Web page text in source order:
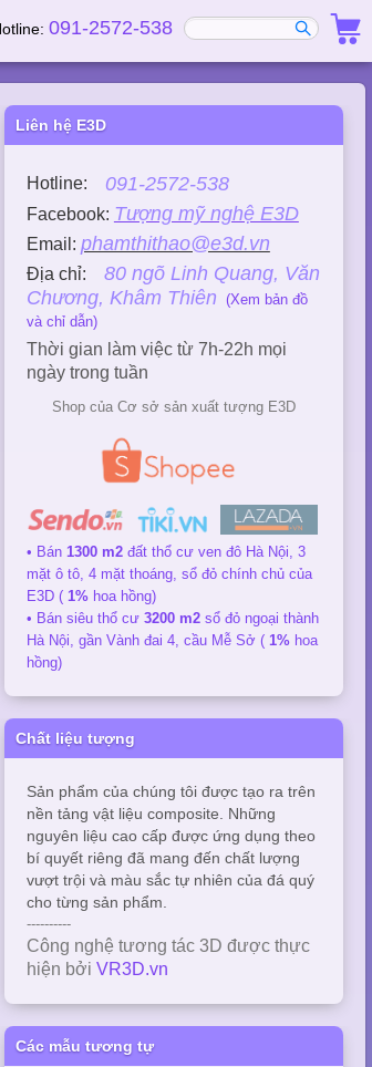
091-2572-538
Liên hệ E3D
Hotline: 091-2572-538
Facebook: Tượng mỹ nghệ E3D
Email: phamthithao@e3d.vn
Địa chỉ: 80 ngõ Linh Quang, Văn
Chương, Khâm Thiên (Xem bản đồ
và chỉ dẫn)
Thời gian làm việc từ 7h-22h mọi
ngày trong tuần
Shop của Cơ sở sản xuất tượng E3D
• Bán 1300 m2đất thổ cư ven đô Hà Nội, 3
mặt ô tô, 4 mặt thoáng, sổ đỏ chính chủ của
E3D ( 1%hoa hồng)
• Bán siêu thổ cư 3200 m2sổ đỏ ngoại thành
Hà Nội, gần Vành đai 4, cầu Mễ Sở ( 1%hoa
hồng)
Chất liệu tượng
Sản phẩm của chúng tôi được tạo ra trên
nền tảng vật liệu composite. Những
nguyên liệu cao cấp được ứng dụng theo
bí quyết riêng đã mang đến chất lượng
vượt trội và màu sắc tự nhiên của đá quý
cho từng sản phẩm.
----------
Công nghệ tương tác 3D được thực
hiện bởi VR3D.vn
Các mẫu tương tự